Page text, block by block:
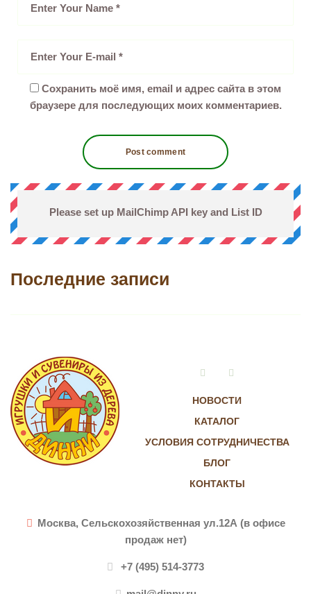
Сохранить моё имя, email и адрес сайта в этом
браузере для последующих моих комментариев.
Please set up MailChimp API key and List ID
Последние записи
НОВОСТИ
КАТАЛОГ
УСЛОВИЯ СОТРУДНИЧЕСТВА
БЛОГ
КОНТАКТЫ
VkontakteInstagram
Москва, Сельскохозяйственная ул.12А (в офисе
продаж нет)
+7 (495) 514-3773